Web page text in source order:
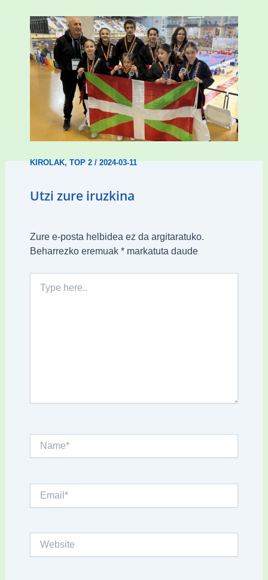
Wadokan garaile Espainiako txapelketan
14 dominarekin
KIROLAK,TOP 2/2024-03-11
Utzi zure iruzkina
Zure e-posta helbidea ez da argitaratuko.
Beharrezko eremuak *markatuta daude
here..
Website